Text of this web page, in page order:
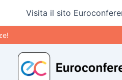
contenuto
Visita il sito